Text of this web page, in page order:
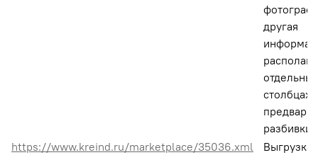
другая
отдельных
столбцах,
разбивки.
https://www.kreind.ru/marketplace/35036.xml
Выгрузка